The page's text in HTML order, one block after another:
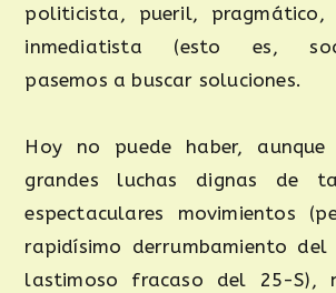
politicista, pueril, pragmático,
inmediatista (esto es,
pasemos a buscar soluciones.
Hoy no puede haber, aunque
grandes luchas dignas de
espectaculares movimientos
rapidísimo derrumbamiento
lastimoso fracaso del 25-S),